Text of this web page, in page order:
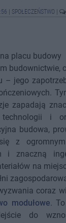
SPOŁECZEŃSTWO
placu budowy
budownictwie,
– jego
zapadają
i
budowa,
z ogromnym
i znaczną
na
coraz
modułowe.
do